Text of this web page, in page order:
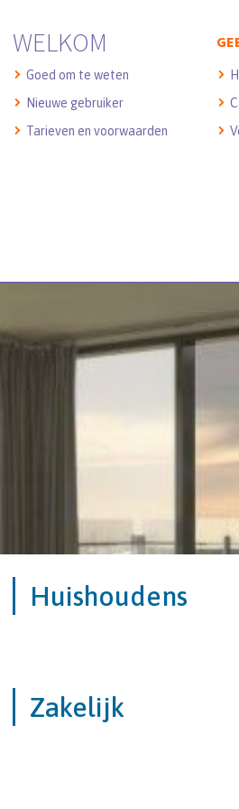
WELKOM
Goed om te weten
Nieuwe gebruiker
Tarieven en voorwaarden
Huishoudens
Zakelijk